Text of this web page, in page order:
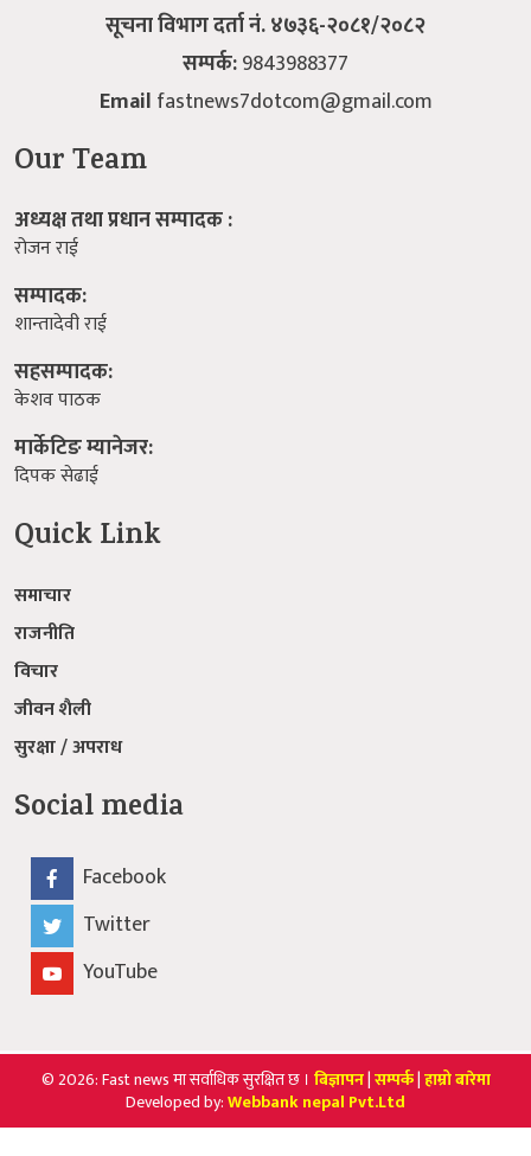
सूचना विभाग दर्ता नं. ४७३६-२०८१/२०८२
सम्पर्क:9843988377
Email fastnews7dotcom@gmail.com
Our Team
अध्यक्ष तथा प्रधान सम्पादक :
रोजन राई
सम्पादक:
शान्तादेवी राई
सहसम्पादक:
केशव पाठक
मार्केटिङ म्यानेजर:
दिपक सेढाई
Quick Link
समाचार
राजनीति
विचार
जीवन शैली
सुरक्षा / अपराध
Social media
Facebook
Twitter
YouTube
© 2026: Fast news मा सर्वाधिक सुरक्षित छ । बिज्ञापन|सम्पर्क|हाम्रो बारेमा
Developed by:Webbank nepal Pvt.Ltd